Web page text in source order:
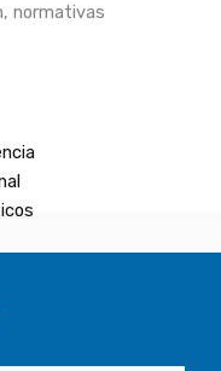
normativas